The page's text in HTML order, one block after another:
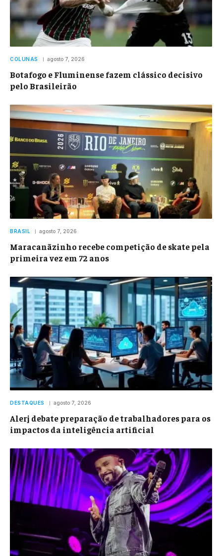
COLUNAS agosto 7, 2026
Botafogo e Fluminense fazem clássico decisivo
pelo Brasileirão
BRASIL agosto 7, 2026
Maracanãzinho recebe competição de skate pela
primeira vez em 72 anos
DESTAQUES agosto 7, 2026
Alerj debate preparação de trabalhadores para os
impactos da inteligência artificial